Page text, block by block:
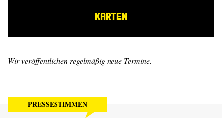
KARTEN
Wir veröffentlichen regelmäßig neue Termine.
PRESSESTIMMEN